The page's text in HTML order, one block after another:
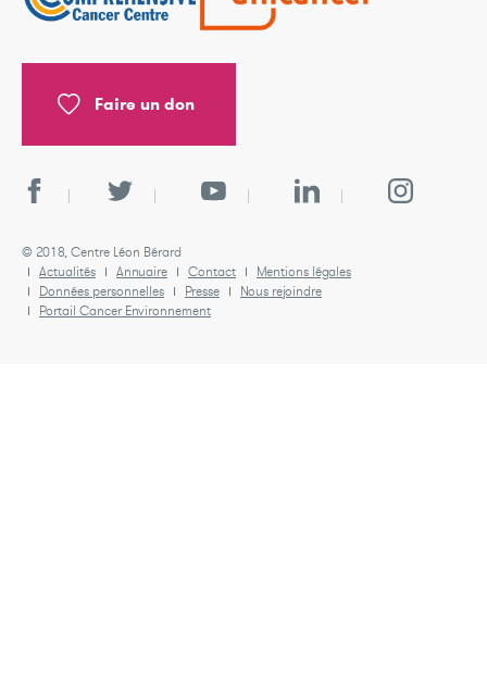
Faire un don
© 2018, Centre Léon Bérard
Actualités
Annuaire Contact
Mentions légales
Données personnelles
Presse
Nous rejoindre
Portail Cancer Environnement